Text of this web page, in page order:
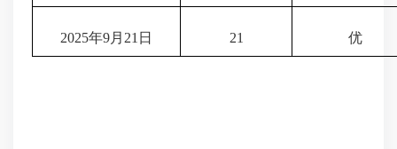
2025年9月21日 21 优